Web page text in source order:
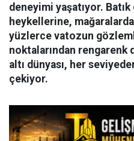
deneyimi yaşatıyor.
heykellerine,
yüzlerce vatozun
noktalarından rengarenk
altı dünyası, her
çekiyor.